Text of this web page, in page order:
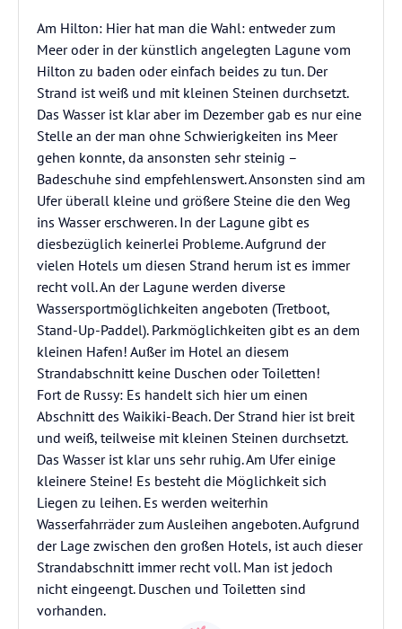
Am Hilton: Hier hat man die Wahl: entweder zum
Meer oder in der künstlich angelegten Lagune vom
Hilton zu baden oder einfach beides zu tun. Der
Strand ist weiß und mit kleinen Steinen durchsetzt.
Das Wasser ist klar aber im Dezember gab es nur eine
Stelle an der man ohne Schwierigkeiten ins Meer
gehen konnte, da ansonsten sehr steinig –
Badeschuhe sind empfehlenswert. Ansonsten sind am
Ufer überall kleine und größere Steine die den Weg
ins Wasser erschweren. In der Lagune gibt es
diesbezüglich keinerlei Probleme. Aufgrund der
vielen Hotels um diesen Strand herum ist es immer
recht voll. An der Lagune werden diverse
Wassersportmöglichkeiten angeboten (Tretboot,
Stand-Up-Paddel). Parkmöglichkeiten gibt es an dem
kleinen Hafen! Außer im Hotel an diesem
Strandabschnitt keine Duschen oder Toiletten!
Fort de Russy: Es handelt sich hier um einen
Abschnitt des Waikiki-Beach. Der Strand hier ist breit
und weiß, teilweise mit kleinen Steinen durchsetzt.
Das Wasser ist klar uns sehr ruhig. Am Ufer einige
kleinere Steine! Es besteht die Möglichkeit sich
Liegen zu leihen. Es werden weiterhin
Wasserfahrräder zum Ausleihen angeboten. Aufgrund
der Lage zwischen den großen Hotels, ist auch dieser
Strandabschnitt immer recht voll. Man ist jedoch
nicht eingeengt. Duschen und Toiletten sind
vorhanden.